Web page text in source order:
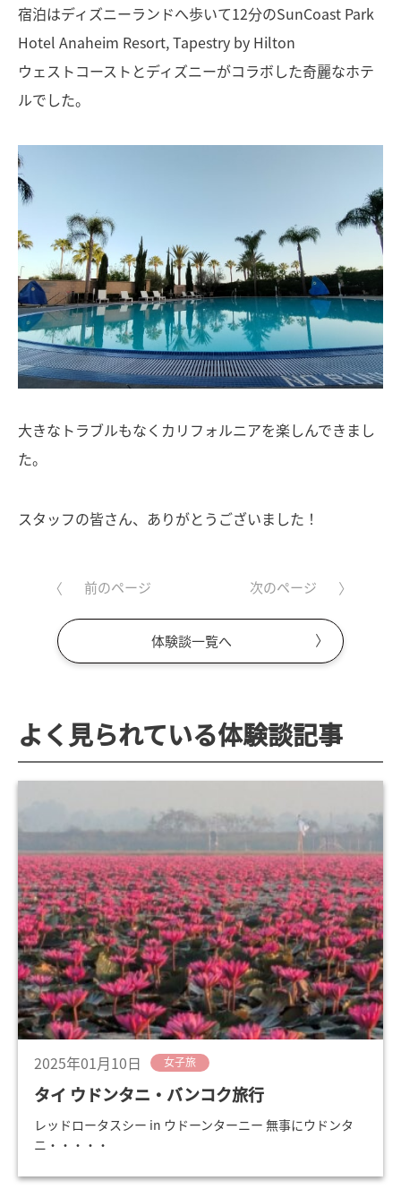
宿泊はディズニーランドへ歩いて12分のSunCoast Park
Hotel Anaheim Resort, Tapestry by Hilton
ウェストコーストとディズニーがコラボした奇麗なホテ
ルでした。
大きなトラブルもなくカリフォルニアを楽しんできまし
た。
スタッフの皆さん、ありがとうございました！
前のページ
体験談一覧へ
次のページ
よく見られている体験談記事
2025年01月10日 女子旅
タイ ウドンタニ・バンコク旅行
レッドロータスシー in ウドーンターニー 無事にウドンタ
ニ・・・・・